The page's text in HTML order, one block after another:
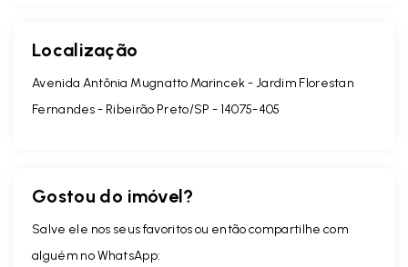
Localização
Avenida Antônia Mugnatto Marincek - Jardim Florestan
Fernandes - Ribeirão Preto/SP - 14075-405
Gostou do imóvel?
Salve ele nos seus favoritos ou então compartilhe com
alguém no WhatsApp: